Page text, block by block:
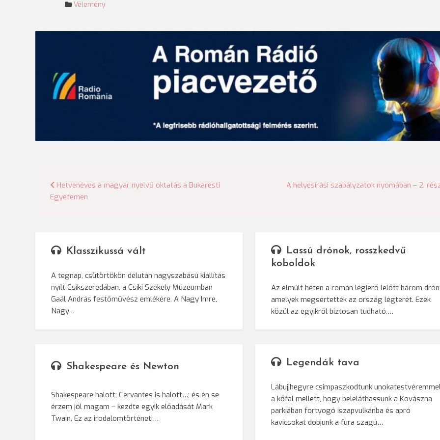
Vélemény
Bejegyzés
navigáció
Hetvenéves a magyar nyelvű oktatás a Bukaresti
Egyetemen
A helyesírási szabályzatok nyomában – 2.
Klasszikussá vált
A tegnap, csütörtökön délután nagyszabású kiállítás
nyílt Csíkszeredában, a Csíki Székely Múzeumban
Gaál András festőművész emlékére. A Nagy Imre,
Nagy…
Lassú drónok, rosszkedvű
koboldok
Az elmúlt héten a román légierő lelőtt három
amelyek megsértették az ország légterét. Ezek
közül az egyikről biztosan tudható,…
Shakespeare és Newton
Shakespeare halott; Cervantes is halott…; és én se
érzem jól magam – kezdte egyik előadását Mark
Twain. Ez az irodalomtörténeti…
Legendák tava
Lábujjhegyre csimpaszkodtunk
a kőfal mellett, hogy beleláthassunk a Kovászna
parkjában fortyogó iszapvulkánba és apró
kavicsokat dobjunk a fura szagú…